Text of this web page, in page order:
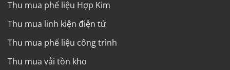
Thu mua phế liệu Hợp Kim
Thu mua linh kiện điện tử
Thu mua phế liệu công trình
Thu mua vải tồn kho